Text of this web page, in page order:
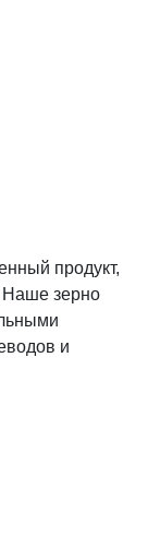
продукт,
Наше зерно
и